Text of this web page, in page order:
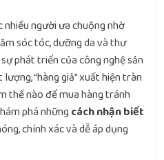
nhiều người ưa chuộng nhờ
sóc tóc, dưỡng da và thư
phát triển của công nghệ sản
“hàng giả” xuất hiện tràn
thế nào để mua hàng tránh
phá nhữngcách nhận biết
chính xác và dễ áp dụng